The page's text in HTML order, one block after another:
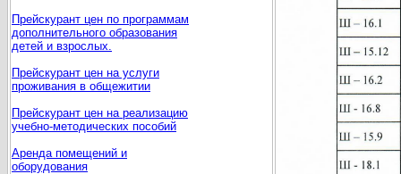
Прейскурант цен по программам
дополнительного образования
детей и взрослых.
Прейскурант цен на услуги
проживания в общежитии
Прейскурант цен на реализацию
учебно-методических пособий
Аренда помещений и
оборудования